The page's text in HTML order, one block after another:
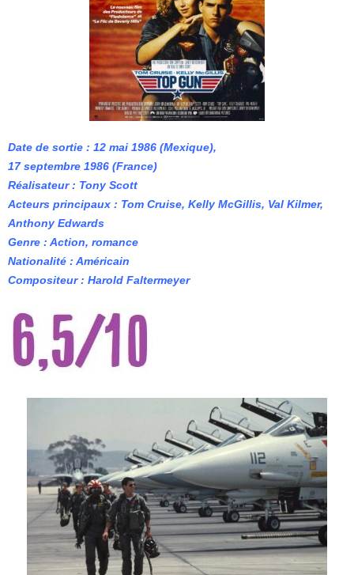
Date de sortie : 12 mai 1986 (Mexique),
17 septembre 1986 (France)
Réalisateur : Tony Scott
Acteurs principaux : Tom Cruise, Kelly McGillis, Val Kilmer,
Anthony Edwards
Genre : Action, romance
Nationalité : Américain
Compositeur : Harold Faltermeyer